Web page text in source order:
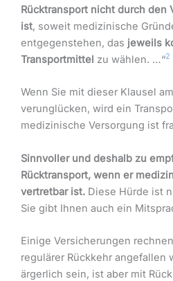
Rücktransport nicht durch den
ist, soweit medizinische
entgegenstehen, das jeweils
Transportmittel zu wählen. …“2
Wenn Sie mit dieser Klausel
verunglücken, wird ein
medizinische Versorgung ist
Sinnvoller und deshalb zu
Rücktransport, wenn er
vertretbar ist. Diese Hürde ist
Sie gibt Ihnen auch ein
Einige Versicherungen
regulärer Rückkehr angefallen
ärgerlich sein, ist aber mit